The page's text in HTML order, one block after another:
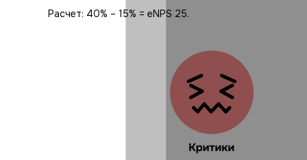
Расчет: 40% – 15% = eNPS 25.